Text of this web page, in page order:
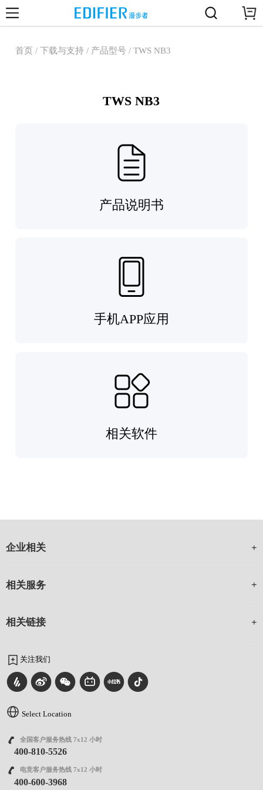
首页 / 下载与支持 / 产品型号 / TWS NB3
TWS NB3
产品说明书
手机APP应用
相关软件
企业相关
相关服务
相关链接
关注我们
Select Location
全国客户服务热线 7x12 小时
400-810-5526
电竞客户服务热线 7x12 小时
400-600-3968